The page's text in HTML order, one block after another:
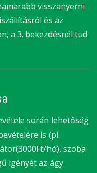
visszanyerni
és az
a 3. bekezdésnél tud
során lehetőség
is (pl.
hó), szoba
igényét az ágy